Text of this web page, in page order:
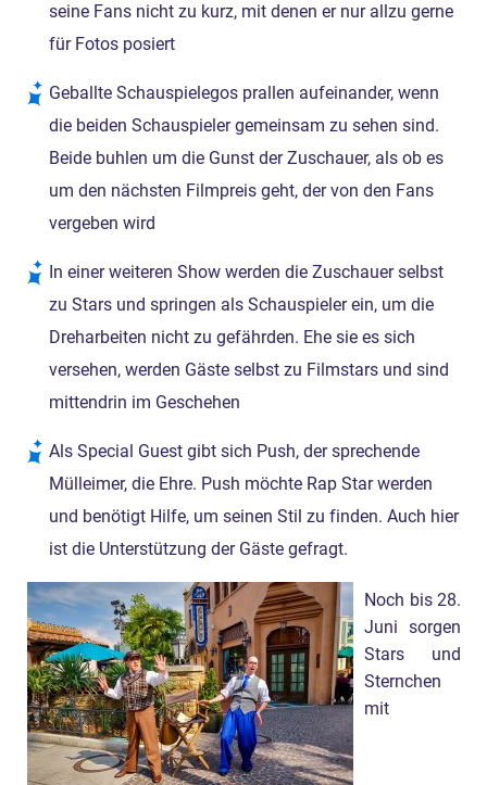
seine Fans nicht zu kurz, mit denen er nur allzu gerne
für Fotos posiert
Geballte Schauspielegos prallen aufeinander, wenn
die beiden Schauspieler gemeinsam zu sehen sind.
Beide buhlen um die Gunst der Zuschauer, als ob es
um den nächsten Filmpreis geht, der von den Fans
vergeben wird
In einer weiteren Show werden die Zuschauer selbst
zu Stars und springen als Schauspieler ein, um die
Dreharbeiten nicht zu gefährden. Ehe sie es sich
versehen, werden Gäste selbst zu Filmstars und sind
mittendrin im Geschehen
Als Special Guest gibt sich Push, der sprechende
Mülleimer, die Ehre. Push möchte Rap Star werden
und benötigt Hilfe, um seinen Stil zu finden. Auch hier
ist die Unterstützung der Gäste gefragt.
Noch bis 28.
Juni sorgen
Stars und
Sternchen
mit